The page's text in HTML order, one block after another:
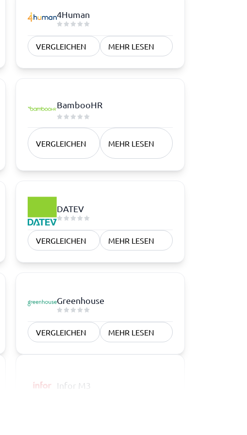
4Human
VERGLEICHEN MEHR LESEN
BambooHR
VERGLEICHEN MEHR LESEN
DATEV
VERGLEICHEN MEHR LESEN
Greenhouse
VERGLEICHEN MEHR LESEN
Infor M3